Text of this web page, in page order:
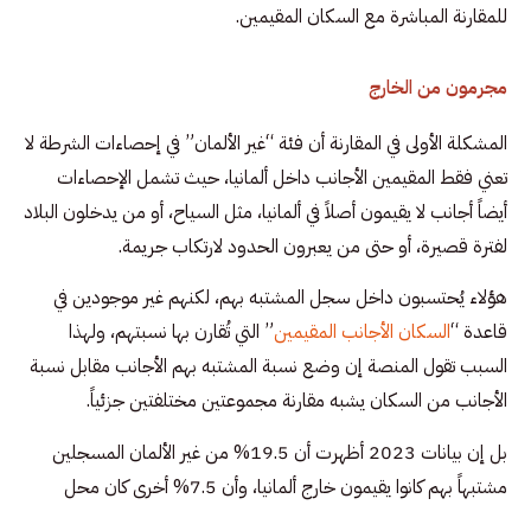
للمقارنة المباشرة مع السكان المقيمين.
مجرمون من الخارج
المشكلة الأولى في المقارنة أن فئة “غير الألمان” في إحصاءات الشرطة لا
تعني فقط المقيمين الأجانب داخل ألمانيا، حيث تشمل الإحصاءات
أيضاً أجانب لا يقيمون أصلاً في ألمانيا، مثل السياح، أو من يدخلون البلاد
لفترة قصيرة، أو حتى من يعبرون الحدود لارتكاب جريمة.
هؤلاء يُحتسبون داخل سجل المشتبه بهم، لكنهم غير موجودين في
قاعدة “السكان الأجانب المقيمين” التي تُقارن بها نسبتهم، ولهذا
السبب تقول المنصة إن وضع نسبة المشتبه بهم الأجانب مقابل نسبة
الأجانب من السكان يشبه مقارنة مجموعتين مختلفتين جزئياً.
بل إن بيانات 2023 أظهرت أن 19.5% من غير الألمان المسجلين
مشتبهاً بهم كانوا يقيمون خارج ألمانيا، وأن 7.5% أخرى كان محل